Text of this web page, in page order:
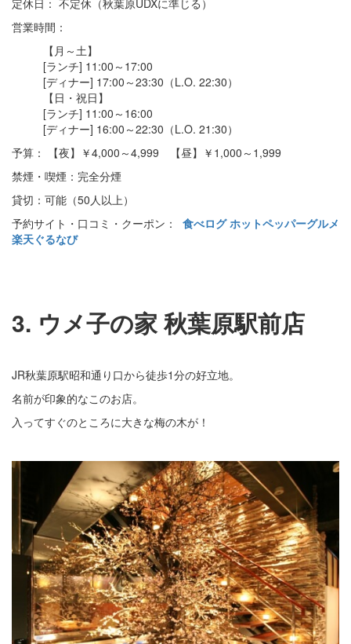
営業時間：
【月～土】
[ランチ] 11:00～17:00
[ディナー] 17:00～23:30（L.O. 22:30）
【日・祝日】
[ランチ] 11:00～16:00
[ディナー] 16:00～22:30（L.O. 21:30）
予算： 【夜】￥4,000～4,999 【昼】￥1,000～1,999
禁煙・喫煙：完全分煙
貸切：可能（50人以上）
予約サイト・口コミ・クーポン： 食べログホットペッパーグルメ
楽天ぐるなび
3. ウメ子の家 秋葉原駅前店
JR秋葉原駅昭和通り口から徒歩1分の好立地。
名前が印象的なこのお店。
入ってすぐのところに大きな梅の木が！